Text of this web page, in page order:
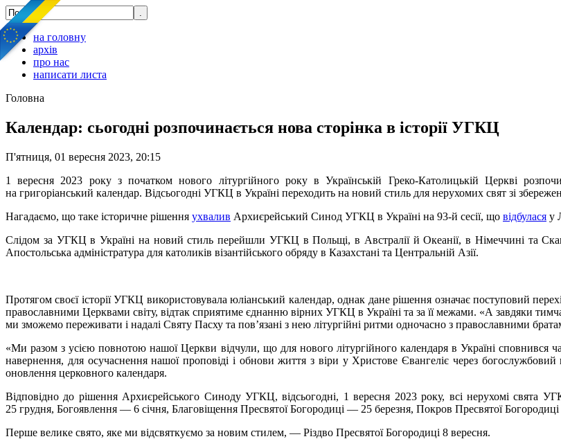
на головну
архів
про нас
написати листа
Головна
Календар: сьогодні розпочинається нова сторінка в історії УГКЦ
П'ятниця, 01 вересня 2023, 20:15
1 вересня 2023 року з початком нового літургійного року в Українській Греко-Католицькій Церкві
на григоріанський календар. Відсьогодні УГКЦ в Україні переходить на новий стиль для нерухомих свят зі
Нагадаємо, що таке історичне рішення ухвалив Архиєрейський Синод УГКЦ в Україні на 93-й сесії, що відбулася у
Слідом за УГКЦ в Україні на новий стиль перейшли УГКЦ в Польщі, в Австралії й Океанії, в Німеччині та
Апостольська адміністратура для католиків візантійського обряду в Казахстані та Центральній Азії.
Протягом своєї історії УГКЦ використовувала юліанський календар, однак дане рішення означає поступовий
православними Церквами світу, відтак сприятиме єднанню вірних УГКЦ в Україні та за її межами. «А завдяки
ми зможемо переживати і надалі Святу Пасху та пов’язані з нею літургійні ритми одночасно з православними
«Ми разом з усією повнотою нашої Церкви відчули, що для нового літургійного календаря в Україні сповнився
навернення, для осучаснення нашої проповіді і обнови життя з віри у Христове Євангеліє через
оновлення церковного календаря.
Відповідно до рішення Архиєрейського Синоду УГКЦ, відсьогодні, 1 вересня 2023 року, всі нерухомі свята
25 грудня, Богоявлення — 6 січня, Благовіщення Пресвятої Богородиці — 25 березня, Покров Пресвятої
Перше велике свято, яке ми відсвяткуємо за новим стилем, — Різдво Пресвятої Богородиці 8 вересня.